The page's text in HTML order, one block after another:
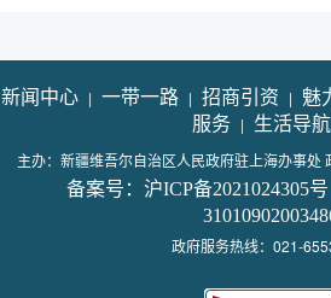
新闻中心 | 一带一路 | 招商引资 | 魅
服务 | 生活导航
主办：新疆维吾尔自治区人民政府驻上海办事
备案号：沪ICP备2021024305号
政府服务热线：021-